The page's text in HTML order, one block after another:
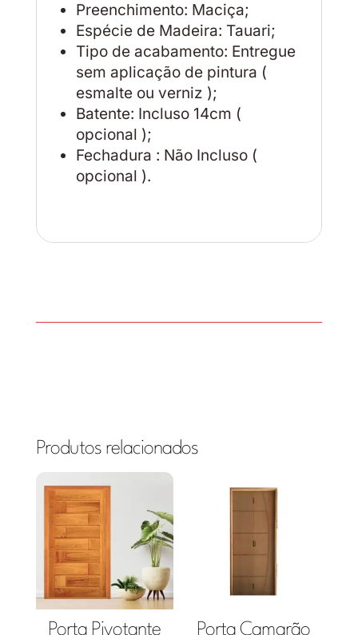
Preenchimento: Maciça;
Espécie de Madeira: Tauari;
Tipo de acabamento: Entregue
sem aplicação de pintura (
esmalte ou verniz );
Batente: Incluso 14cm (
opcional );
Fechadura : Não Incluso (
opcional ).
Produtos relacionados
Porta Pivotante
Porta Camarão